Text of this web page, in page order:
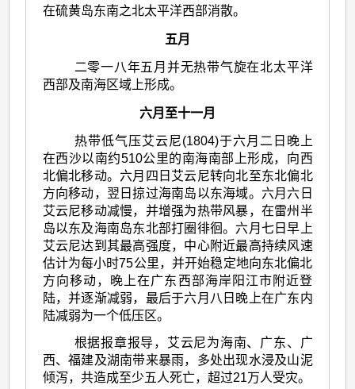
在硫黄岛东南之北太平洋西部消散。
五月
二零一八年五月并无热带气旋在北太平洋
西部及南海区域上形成。
六月至十一月
热带低气压艾云尼(1804)于六月二日晚上
在西沙以南约510公里的南海南部上形成，向西
北偏北移动。六月四日艾云尼转向北至东北偏北
方向移动，翌日掠过海南岛以东海域。六月六日
艾云尼移动减慢，并增强为热带风暴，在雷州半
岛以东及海南岛东北部打圈徘徊。六月七日早上
艾云尼达到其最高强度，中心附近最高持续风速
估计为每小时75公里，并开始稳定地向东北偏北
方向移动，晚上在广东西部海岸阳江市附近登
陆，并逐渐减弱，最后于六月八日晚上在广东内
陆减弱为一个低压区。
根据报章报导，艾云尼为海南、广东、广
西、福建及湖南带来暴雨，多处出现水浸及山泥
倾泻，共造成至少五人死亡，超过21万人受灾。